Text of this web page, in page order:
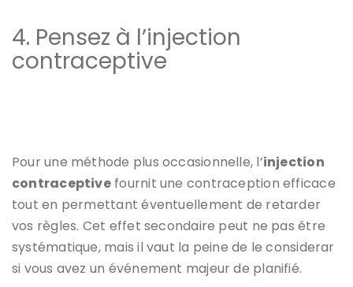
4. Pensez à l’injection
contraceptive
Pour une méthode plus occasionnelle, l’injection
contraceptivefournit une contraception efficace
tout en permettant éventuellement de retarder
vos règles. Cet effet secondaire peut ne pas être
systématique, mais il vaut la peine de le considerar
si vous avez un événement majeur de planifié.